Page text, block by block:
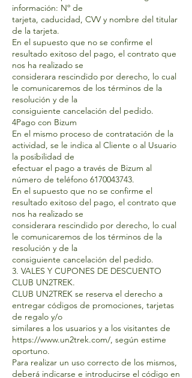
información: Nº de
tarjeta, caducidad, CVV y nombre del titular
de la tarjeta.
En el supuesto que no se confirme el
resultado exitoso del pago, el contrato que
nos ha realizado se
considerara rescindido por derecho, lo cual
le comunicaremos de los términos de la
resolución y de la
consiguiente cancelación del pedido.
4Pago con Bizum
En el mismo proceso de contratación de la
actividad, se le indica al Cliente o al Usuario
la posibilidad de
efectuar el pago a través de Bizum al
número de teléfono 6170043743.
En el supuesto que no se confirme el
resultado exitoso del pago, el contrato que
nos ha realizado se
considerara rescindido por derecho, lo cual
le comunicaremos de los términos de la
resolución y de la
consiguiente cancelación del pedido.
3. VALES Y CUPONES DE DESCUENTO
CLUB UN2TREK.
CLUB UN2TREK se reserva el derecho a
entregar códigos de promociones, tarjetas
de regalo y/o
similares a los usuarios y a los visitantes de
https://www.un2trek.com/, según estime
oportuno.
Para realizar un uso correcto de los mismos,
deberá indicarse e introducirse el código en